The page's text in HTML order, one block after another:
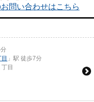
問い合わせはこちら
」駅 徒歩7分
丁目